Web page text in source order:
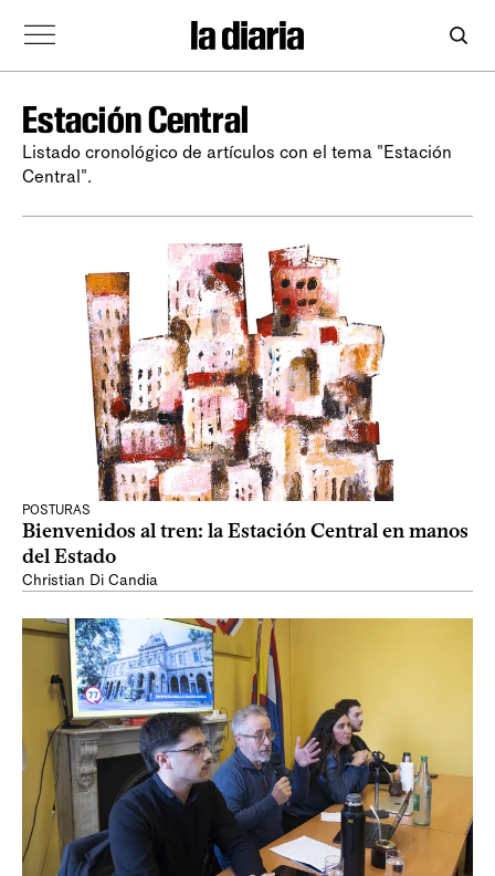
Estación Central
Listado cronológico de artículos con el tema "Estación
Central".
POSTURAS
Bienvenidos al tren: la Estación Central en manos
del Estado
Christian Di Candia